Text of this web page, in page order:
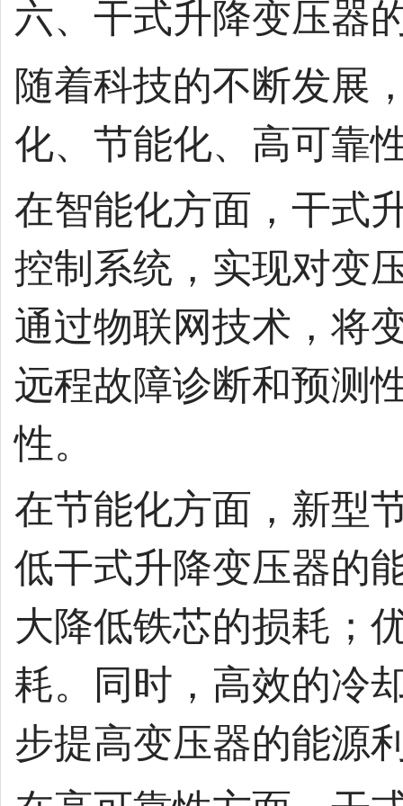
六、干式升降变压器
随着科技的不断发展
化、节能化、高可靠
在智能化方面，干式
控制系统，实现对变
通过物联网技术，将
远程故障诊断和预测
性。
在节能化方面，新型
低干式升降变压器的
大降低铁芯的损耗；
耗。同时，高效的冷
步提高变压器的能源